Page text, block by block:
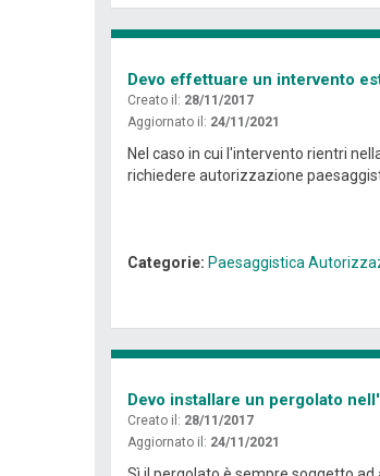
Devo effettuare un intervento
Creato il: 28/11/2017
Aggiornato il: 24/11/2021
Nel caso in cui l'intervento rientri
richiedere autorizzazione
Categorie: Paesaggistica
Devo installare un pergolato
Creato il: 28/11/2017
Aggiornato il: 24/11/2021